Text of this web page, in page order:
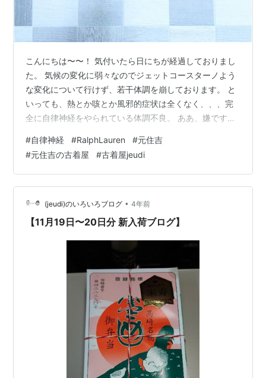
こんにちは〜〜！ 気付いたら日にちが経過しておりまし
た。 気候の変化に弱々なのでジェットコースターノよう
な変化について行けず、若干体調を崩しております。 と
いっても、熱とか咳とか風邪的症状は全くなく、、、完
全に自律神経をやられている体調不良。 ああ、嫌です
味はあるのですが継続出来そうにないし、、、と思って
いたら【よもぎ蒸し】もかなり効果があるとの情報をキ
ャッチしまして！通うのめんどくさいし、一式揃えよう
か検討中。 永遠に悩まされるんだろうし、、、 ああ、嫌
ですね、、、(２回目) 暗い話をしてすみません。 今は少
し元気なのでご心配なく！ さてさ…
#自律神経 #RalphLauren #元住吉
#元住吉の古着屋 #古着屋jeudi
(jeudi)のいろいろブログ • 4年前
【11月19日〜20日分 新入荷ブログ】